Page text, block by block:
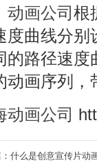
动画公司根
度曲线分别
的路径速度
动画序列
动画公司
什么是创意宣传片动